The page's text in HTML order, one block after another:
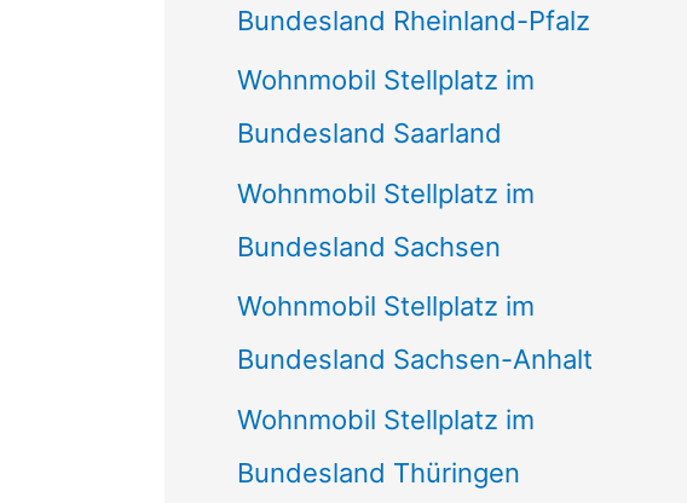
Bundesland Rheinland-Pfalz
Wohnmobil Stellplatz im
Bundesland Saarland
Wohnmobil Stellplatz im
Bundesland Sachsen
Wohnmobil Stellplatz im
Bundesland Sachsen-Anhalt
Wohnmobil Stellplatz im
Bundesland Thüringen